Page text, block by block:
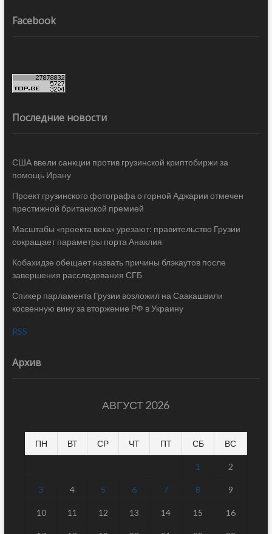
Facebook
Последние новости
США ввели санкции против грузинской криптобиржи за
помощь Ирану
Проект грузинского фотографа о горной Аджарии отмечен
престижной британской премией
Масштабы «проекта века» урезают: правительство Грузии
сокращает параметры порта Анаклия
Кобахидзе обещает назвать причины блэкаутов после
завершения расследования СГБ
Спикер парламента Грузии возложил на Саакашвили
косвенную вину за вторжение РФ в Украину
RSS
Архив
АВГУСТ 2026
ПН ВТ СР ЧТ ПТ СБ ВС
1 2
3 4 5 6 7 8 9
10 11 12 13 14 15 16